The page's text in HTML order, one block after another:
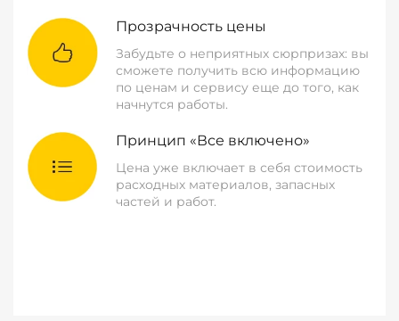
Прозрачность цены
Забудьте о неприятных сюрпризах: вы
сможете получить всю информацию
по ценам и сервису еще до того, как
начнутся работы.
Принцип «Все включено»
Цена уже включает в себя стоимость
расходных материалов, запасных
частей и работ.